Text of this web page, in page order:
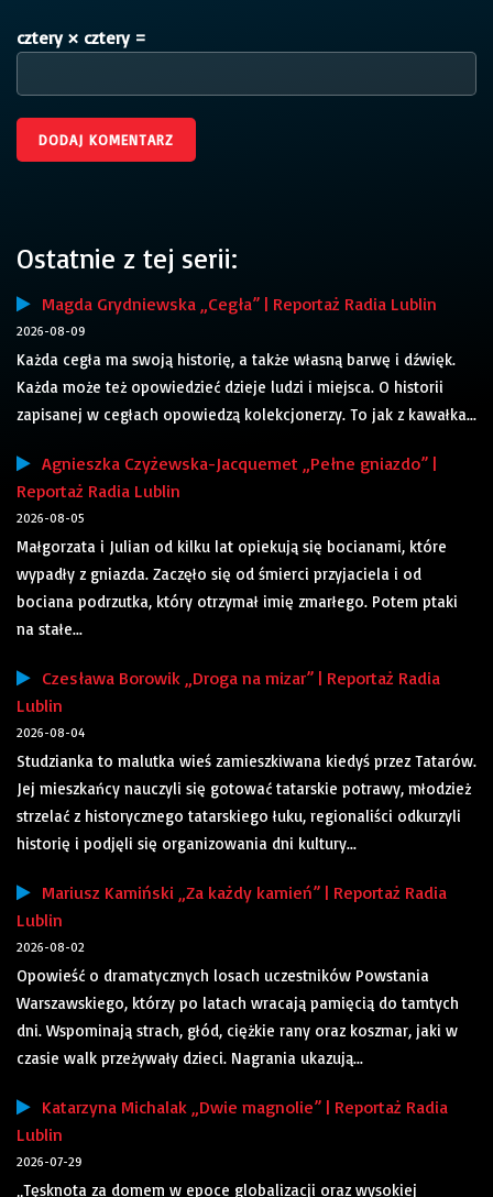
cztery × cztery =
Ostatnie z tej serii:
Magda Grydniewska „Cegła” | Reportaż Radia Lublin
2026-08-09
Każda cegła ma swoją historię, a także własną barwę i dźwięk.
Każda może też opowiedzieć dzieje ludzi i miejsca. O historii
zapisanej w cegłach opowiedzą kolekcjonerzy. To jak z kawałka...
Agnieszka Czyżewska-Jacquemet „Pełne gniazdo” |
Reportaż Radia Lublin
2026-08-05
Małgorzata i Julian od kilku lat opiekują się bocianami, które
wypadły z gniazda. Zaczęło się od śmierci przyjaciela i od
bociana podrzutka, który otrzymał imię zmarłego. Potem ptaki
na stałe...
Czesława Borowik „Droga na mizar” | Reportaż Radia
Lublin
2026-08-04
Studzianka to malutka wieś zamieszkiwana kiedyś przez Tatarów.
Jej mieszkańcy nauczyli się gotować tatarskie potrawy, młodzież
strzelać z historycznego tatarskiego łuku, regionaliści odkurzyli
historię i podjęli się organizowania dni kultury...
Mariusz Kamiński „Za każdy kamień” | Reportaż Radia
Lublin
2026-08-02
Opowieść o dramatycznych losach uczestników Powstania
Warszawskiego, którzy po latach wracają pamięcią do tamtych
dni. Wspominają strach, głód, ciężkie rany oraz koszmar, jaki w
czasie walk przeżywały dzieci. Nagrania ukazują...
Katarzyna Michalak „Dwie magnolie” | Reportaż Radia
Lublin
2026-07-29
„Tęsknota za domem w epoce globalizacji oraz wysokiej